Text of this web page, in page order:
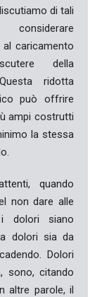
di tali
al caricamento
della
ridotta
può offrire
ampi costrutti
la stessa
quando
non dare alle
i dolori siano
dolori sia da
Dolori
sono, citando
altre parole, il